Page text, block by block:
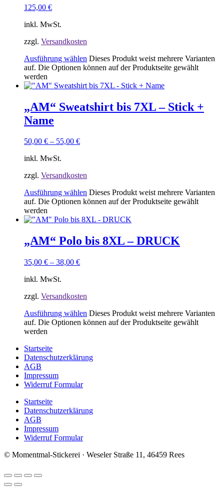
125,00 €
inkl. MwSt.
zzgl. Versandkosten
Ausführung wählen Dieses Produkt weist mehrere Varianten
auf. Die Optionen können auf der Produktseite gewählt
werden
„AM“ Sweatshirt bis 7XL – Stick +
Name
50,00 € – 55,00 €
inkl. MwSt.
zzgl. Versandkosten
Ausführung wählen Dieses Produkt weist mehrere Varianten
auf. Die Optionen können auf der Produktseite gewählt
werden
„AM“ Polo bis 8XL – DRUCK
35,00 € – 38,00 €
inkl. MwSt.
zzgl. Versandkosten
Ausführung wählen Dieses Produkt weist mehrere Varianten
auf. Die Optionen können auf der Produktseite gewählt
werden
Startseite
Datenschutzerklärung
AGB
Impressum
Widerruf Formular
Startseite
Datenschutzerklärung
AGB
Impressum
Widerruf Formular
© Momentmal-Stickerei · Weseler Straße 11, 46459 Rees